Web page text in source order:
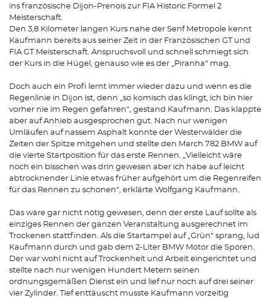
ins französische Dijon-Prenois zur FIA Historic Formel 2
Meisterschaft.
Den 3,8 Kilometer langen Kurs nahe der Senf Metropole kennt
Kaufmann bereits aus seiner Zeit in der Französischen GT und
FIA GT Meisterschaft. Anspruchsvoll und schnell schmiegt sich
der Kurs in die Hügel, genauso wie es der „Piranha“ mag.
Doch auch ein Profi lernt immer wieder dazu und wenn es die
Regenlinie in Dijon ist, denn „so komisch das klingt, ich bin hier
vorher nie im Regen gefahren“, gestand Kaufmann. Das klappte
aber auf Anhieb ausgesprochen gut. Nach nur wenigen
Umläufen auf nassem Asphalt konnte der Westerwälder die
Zeiten der Spitze mitgehen und stellte den March 782 BMW auf
die vierte Startposition für das erste Rennen. „Vielleicht wäre
noch ein bisschen was drin gewesen aber ich habe auf leicht
abtrocknender Linie etwas früher aufgehört um die Regenreifen
für das Rennen zu schonen“, erklärte Wolfgang Kaufmann.
Das wäre gar nicht nötig gewesen, denn der erste Lauf sollte als
einziges Rennen der ganzen Veranstaltung ausgerechnet im
Trockenen stattfinden. Als die Startampel auf „Grün“ sprang, lud
Kaufmann durch und gab dem 2-Liter BMW Motor die Sporen.
Der war wohl nicht auf Trockenheit und Arbeit eingerichtet und
stellte nach nur wenigen Hundert Metern seinen
ordnungsgemäßen Dienst ein und lief nur noch auf drei seiner
vier Zylinder. Tief enttäuscht musste Kaufmann vorzeitig